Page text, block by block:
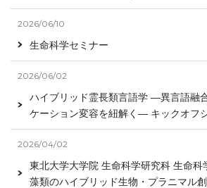
2026/06/10
生命科学セミナー
2026/06/02
ハイブリッド霊長類言語学 ―異言語融
ケーション変容を紐解く― キックオフ
2026/04/02
東北大学大学院 生命科学研究科 生命
藻類のハイブリッド生物・プラニマル